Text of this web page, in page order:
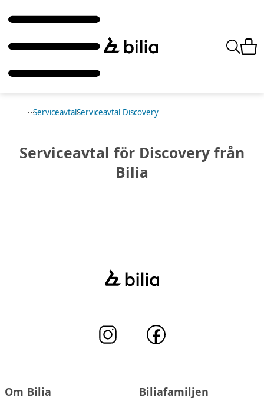
ServiceavtalServiceavtal Discovery
Serviceavtal för Discovery från
Bilia
Om Bilia Biliafamiljen